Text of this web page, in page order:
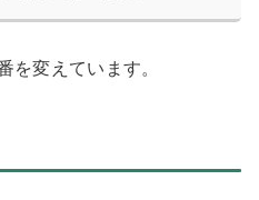
を変えています。